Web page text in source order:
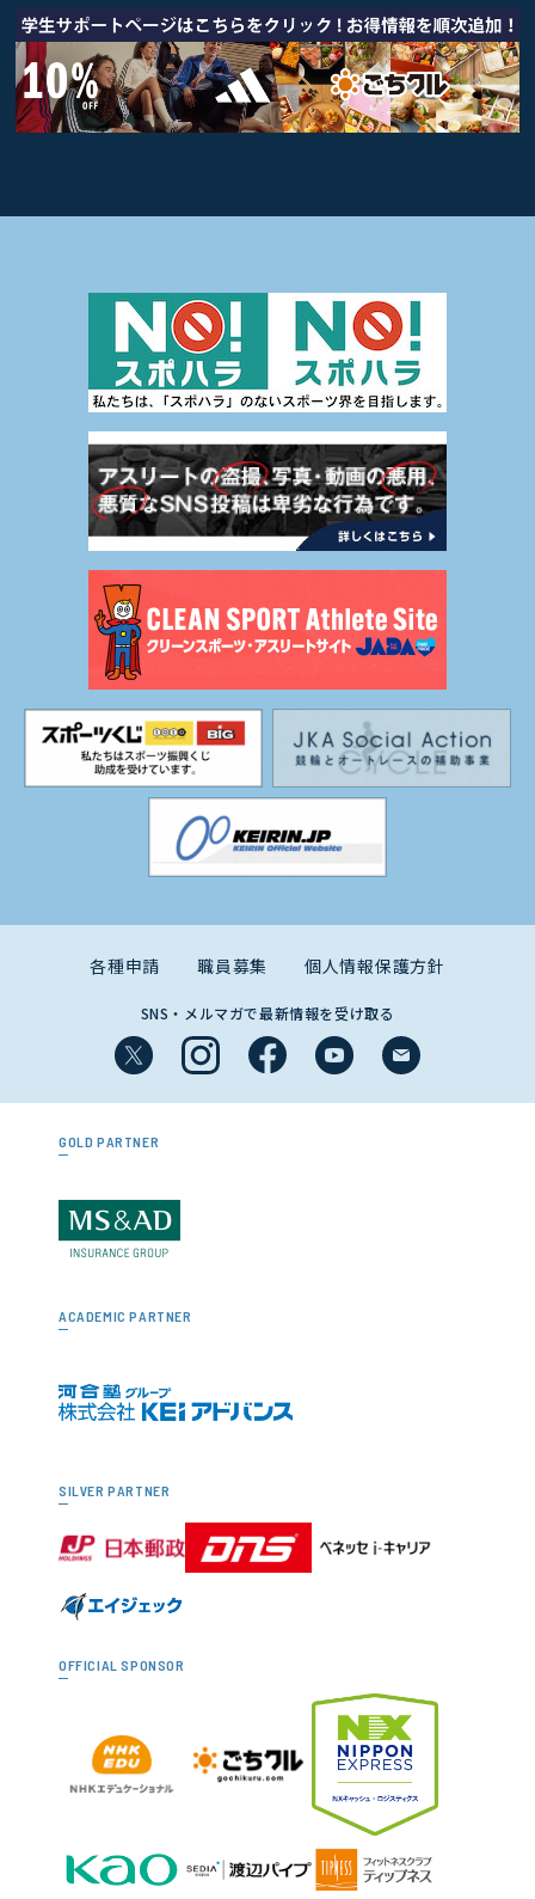
各種申請 職員募集 個人情報保護方針
SNS・メルマガで最新情報を受け取る
GOLD PARTNER
ACADEMIC PARTNER
SILVER PARTNER
OFFICIAL SPONSOR